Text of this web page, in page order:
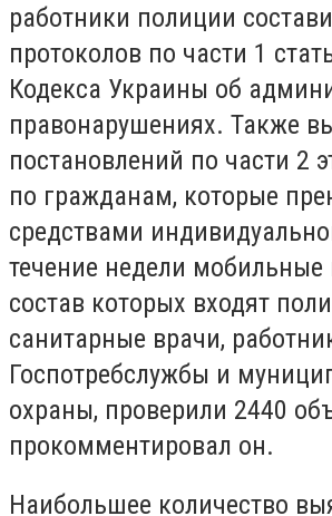
работники полиции
протоколов по части 1
Кодекса Украины об
правонарушениях. Также
постановлений по части 2
по гражданам, которые
средствами
течение недели мобильные
состав которых входят
санитарные врачи,
Госпотребслужбы и
охраны, проверили 2440
прокомментировал он.
Наибольшее количество